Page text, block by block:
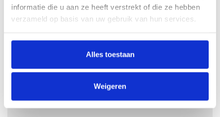
informatie die u aan ze heeft verstrekt of die ze hebben
verzameld op basis van uw gebruik van hun services.
Alles toestaan
Weigeren
Hoe makkelijk is de montage van de trapleuning?
Kan ik ook gebogen trapleuningen bestellen?
Wat zijn de verzendkosten van een trapleuning?